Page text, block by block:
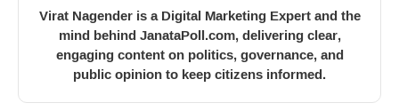
Virat Nagender is a Digital Marketing Expert and the
mind behind JanataPoll.com, delivering clear,
engaging content on politics, governance, and
public opinion to keep citizens informed.